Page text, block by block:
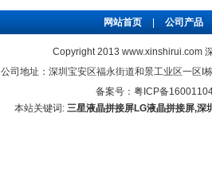
网站首页 公司产品
Copyright 2013 www.xinshirui.com
公司地址：深圳宝安区福永街道和景工业区一区
备案号： 粤ICP备
本站关键词: 三星液晶拼接屏LG液晶拼接屏,深